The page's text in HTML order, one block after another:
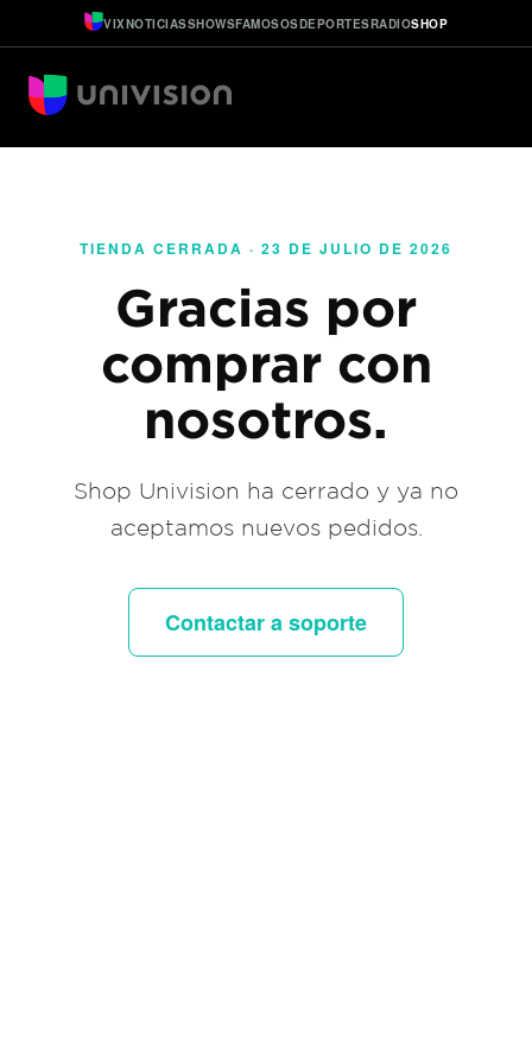
VIXNOTICIASSHOWSFAMOSOSDEPORTESRADIOSHOP
TIENDA CERRADA · 23 DE JULIO DE 2026
Gracias por
comprar con
nosotros.
Shop Univision ha cerrado y ya no
aceptamos nuevos pedidos.
Contactar a soporte